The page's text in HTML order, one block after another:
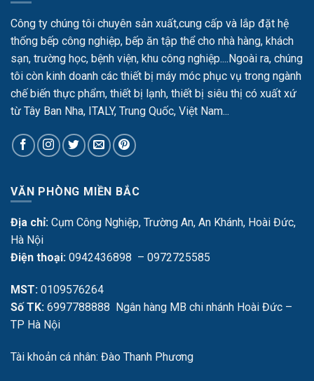
Công ty chúng tôi chuyên sản xuất,cung cấp và lắp đặt hệ
thống bếp công nghiệp, bếp ăn tập thể cho nhà hàng, khách
sạn, trường học, bệnh viện, khu công nghiệp....Ngoài ra, chúng
tôi còn kinh doanh các thiết bị máy móc phục vụ trong ngành
chế biến thực phẩm, thiết bị lạnh, thiết bị siêu thị có xuất xứ
từ Tây Ban Nha, ITALY, Trung Quốc, Việt Nam...
VĂN PHÒNG MIỀN BẮC
Địa chỉ: Cụm Công Nghiệp, Trường An, An Khánh, Hoài Đức,
Hà Nội
Điện thoại: 0942436898 – 0972725585
MST: 0109576264
Số TK: 6997788888 Ngân hàng MB chi nhánh Hoài Đức –
TP Hà Nội
Tài khoản cá nhân: Đào Thanh Phương